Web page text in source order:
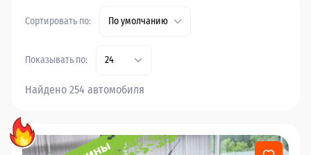
Сортировать по: По умолчанию
Показывать по: 24
Найдено 254 автомобиля